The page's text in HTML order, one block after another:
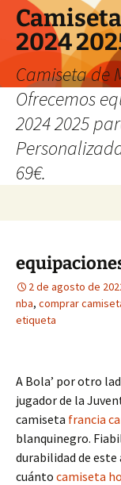
2024
Camiseta de
Ofrecemos
2024 2025
69€.
2 de agosto de
nba, comprar
etiqueta
A Bola’ por otro
jugador de la
camiseta francia
blanquinegro.
durabilidad de
cuánto camiseta